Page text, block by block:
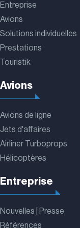
Entreprise
Avions
Solutions individuelles
Prestations
Touristik
Avions
Avions de ligne
Jets d'affaires
Airliner Turboprops
Hélicoptères
Entreprise
Nouvelles | Presse
Références